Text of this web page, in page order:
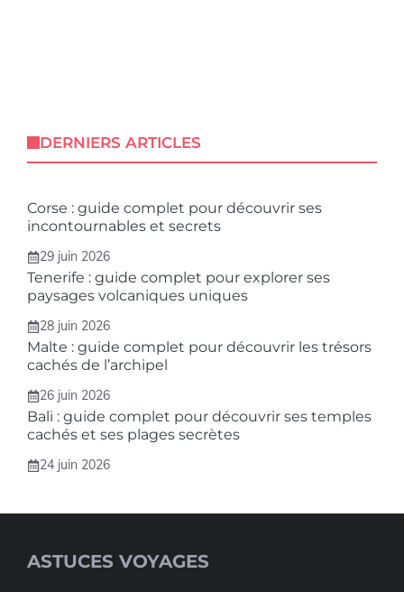
DERNIERS ARTICLES
Corse : guide complet pour découvrir ses
incontournables et secrets
29 juin 2026
Tenerife : guide complet pour explorer ses
paysages volcaniques uniques
28 juin 2026
Malte : guide complet pour découvrir les trésors
cachés de l’archipel
26 juin 2026
Bali : guide complet pour découvrir ses temples
cachés et ses plages secrètes
24 juin 2026
ASTUCES VOYAGES